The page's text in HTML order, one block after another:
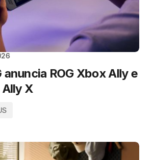
anuncia ROG Xbox Ally e
Ally X